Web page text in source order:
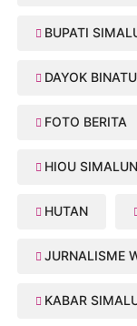
BUPATI
DAYOK
FOTO BERITA
HIOU
HUTAN
JURNALISME
KABAR